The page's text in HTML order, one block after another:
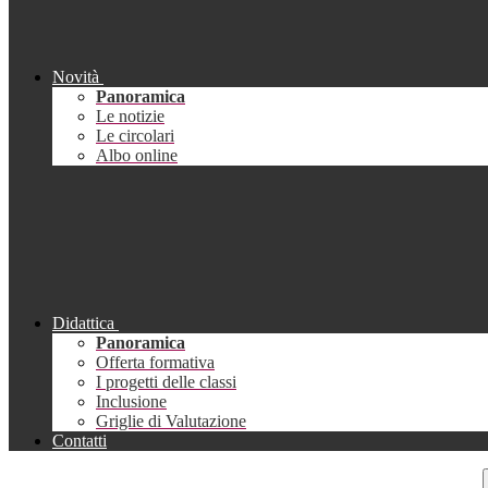
Novità
Panoramica
Le notizie
Le circolari
Albo online
Didattica
Panoramica
Offerta formativa
I progetti delle classi
Inclusione
Griglie di Valutazione
Contatti